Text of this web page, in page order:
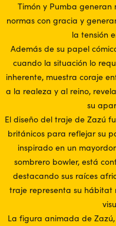
Timón y Pumba generan
normas con gracia y
la tensión
Además de su papel
cuando la situación lo
inherente, muestra coraje
a la realeza y al reino,
su
El diseño del traje de Zazú
británicos para reflejar su
inspirado en un
sombrero bowler, está
destacando sus raíces
traje representa su hábitat
La figura animada de